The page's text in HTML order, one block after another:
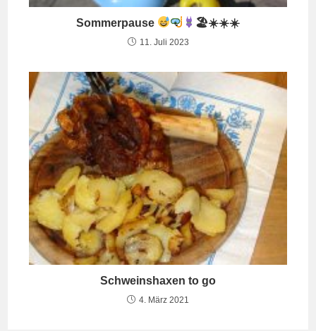
Sommerpause 🏖☀☀☀
11. Juli 2023
Schweinshaxen to go
4. März 2021